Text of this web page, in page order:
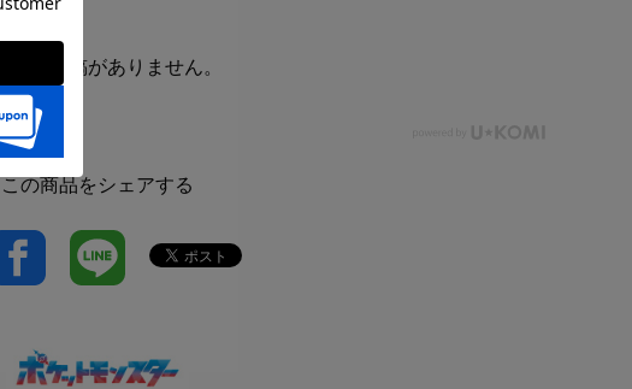
ュー投稿がありません。
この商品をシェアする